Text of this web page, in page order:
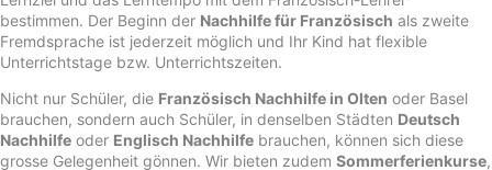
bestimmen. Der Beginn der Nachhilfe für Französisch als zweite
Fremdsprache ist jederzeit möglich und Ihr Kind hat flexible
Unterrichtstage bzw. Unterrichtszeiten.
Nicht nur Schüler, die Französisch Nachhilfe in Olten oder Basel
brauchen, sondern auch Schüler, in denselben Städten Deutsch
Nachhilfe oder Englisch Nachhilfe brauchen, können sich diese
grosse Gelegenheit gönnen. Wir bieten zudem Sommerferienkurse,